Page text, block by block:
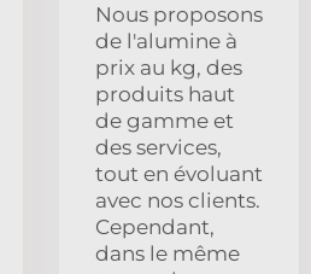
Nous proposons
de l'alumine à
prix au kg, des
produits haut
de gamme et
des services,
tout en évoluant
avec nos clients.
Cependant,
dans le même